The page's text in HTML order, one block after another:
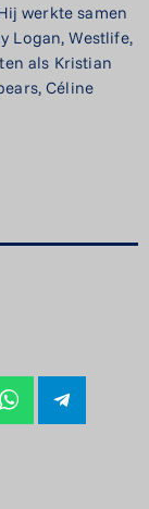
werkte samen
Logan, Westlife,
als Kristian
Céline